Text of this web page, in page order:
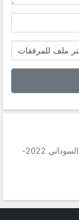
ملف للمرفقات
الحكومة الثامنة-السيد محمد شياع السوداني 2022-